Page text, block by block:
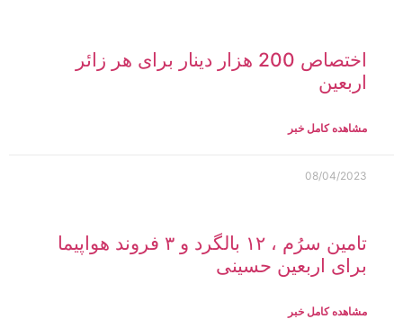
اختصاص 200 هزار دینار برای هر زائر
اربعین
مشاهده کامل خبر
08/04/2023
تامین سرُم ، ۱۲ بالگرد و ۳ فروند هواپیما
برای اربعین حسینی
مشاهده کامل خبر